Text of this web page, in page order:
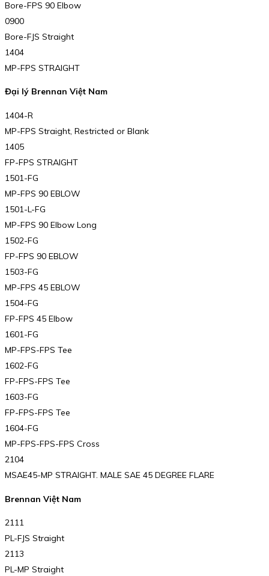
Bore-FPS 90 Elbow
0900
Bore-FJS Straight
1404
MP-FPS STRAIGHT
Đại lý Brennan Việt Nam
1404-R
MP-FPS Straight, Restricted or Blank
1405
FP-FPS STRAIGHT
1501-FG
MP-FPS 90 EBLOW
1501-L-FG
MP-FPS 90 Elbow Long
1502-FG
FP-FPS 90 EBLOW
1503-FG
MP-FPS 45 EBLOW
1504-FG
FP-FPS 45 Elbow
1601-FG
MP-FPS-FPS Tee
1602-FG
FP-FPS-FPS Tee
1603-FG
FP-FPS-FPS Tee
1604-FG
MP-FPS-FPS-FPS Cross
2104
MSAE45-MP STRAIGHT. MALE SAE 45 DEGREE FLARE
Brennan Việt Nam
2111
PL-FJS Straight
2113
PL-MP Straight